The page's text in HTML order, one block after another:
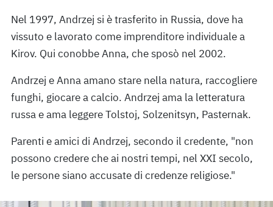
Nel 1997, Andrzej si è trasferito in Russia, dove ha
vissuto e lavorato come imprenditore individuale a
Kirov. Qui conobbe Anna, che sposò nel 2002.
Andrzej e Anna amano stare nella natura, raccogliere
funghi, giocare a calcio. Andrzej ama la letteratura
russa e ama leggere Tolstoj, Solzenitsyn, Pasternak.
Parenti e amici di Andrzej, secondo il credente, "non
possono credere che ai nostri tempi, nel XXI secolo,
le persone siano accusate di credenze religiose."